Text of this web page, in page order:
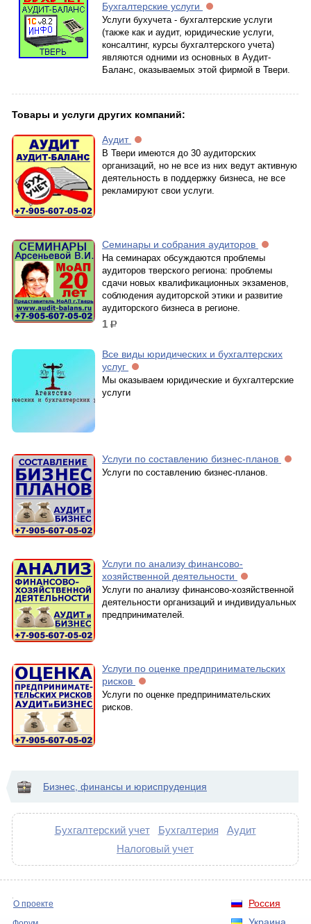
Бухгалтерские услуги
Услуги бухучета - бухгалтерские услуги
(также как и аудит, юридические услуги,
консалтинг, курсы бухгалтерского учета)
являются одними из основных в Аудит-
Баланс, оказываемых этой фирмой в Твери.
Товары и услуги других компаний:
Аудит
В Твери имеются до 30 аудиторских
организаций, но не все из них ведут активную
деятельность в поддержку бизнеса, не все
рекламируют свои услуги.
Семинары и собрания аудиторов
На семинарах обсуждаются проблемы
аудиторов тверского региона: проблемы
сдачи новых квалификационных экзаменов,
соблюдения аудиторской этики и развитие
аудиторского бизнеса в регионе.
1 р.
Все виды юридических и бухгалтерских
услуг
Мы оказываем юридические и бухгалтерские
услуги
Услуги по составлению бизнес-планов
Услуги по составлению бизнес-планов.
Услуги по анализу финансово-
хозяйственной деятельности
Услуги по анализу финансово-хозяйственной
деятельности организаций и индивидуальных
предпринимателей.
Услуги по оценке предпринимательских
рисков
Услуги по оценке предпринимательских
рисков.
Бизнес, финансы и юриспруденция
Бухгалтерский учет Бухгалтерия
Аудит
Налоговый учет
Россия
О проекте